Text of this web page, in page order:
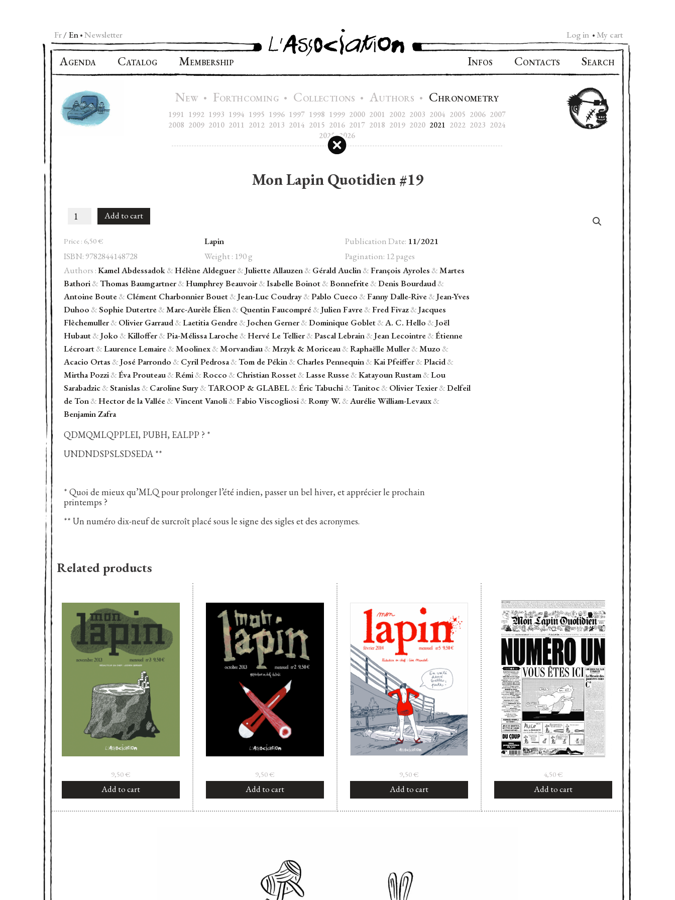
Fr En•Newsletter Log in •My cart
AGENDA CATALOG MEMBERSHIP INFOS CONTACTS SEARCH
NEW • FORTHCOMING • COLLECTIONS • AUTHORS • CHRONOMETRY
1991 1992 1993 1994 1995 1996 1997 1998 1999 2000 2001 2002 2003 2004 2005 2006 2007
2008 2009 2010 2011 2012 2013 2014 2015 2016 2017 2018 2019 2020 2021 2022 2023 2024
2025 2026
Mon Lapin Quotidien #19
Mon
Lapin
#19
quantity
Add to cart
Price : 6,50€ Lapin Publication Date: 11/2021
ISBN: 9782844148728
Weight : 190 g
Pagination: 12 pages
Authors :Kamel Abdessadok&Hélène Aldeguer&Juliette Allauzen& Gérald Auclin&François Ayroles &Martes
Bathori&Thomas Baumgartner&Humphrey Beauvoir&Isabelle Boinot&Bonnefrite&Denis Bourdaud&
Antoine Boute& Clément Charbonnier Bouet&Jean-Luc Coudray&Pablo Cueco &Fanny Dalle-Rive&Jean-Yves
Duhoo &Sophie Dutertre&Marc-Aurèle Élien& Quentin Faucompré&Julien Favre&Fred Fivaz&Jacques
Flèchemuller& Olivier Garraud&Laetitia Gendre&Jochen Gerner&Dominique Goblet&A. C. Hello &Joël
Hubaut&Joko &Killoffer&Pia-Mélissa Laroche&Hervé Le Tellier&Pascal Lebrain&Jean Lecointre&Étienne
Lécroart&Laurence Lemaire&Moolinex&Morvandiau&Mrzyk & Moriceau&Raphaëlle Muller&Muzo &
Acacio Ortas &José Parrondo & Cyril Pedrosa&Tom de Pékin& Charles Pennequin&Kai Pfeiffer&Placid&
Mirtha Pozzi&Éva Prouteau&Rémi&Rocco & Christian Rosset&Lasse Russe&Katayoun Rustam&Lou
Sarabadzic&Stanislas & Caroline Sury&TAROOP & GLABEL&Éric Tabuchi&Tanitoc& Olivier Texier&Delfeil
de Ton&Hector de la Vallée&Vincent Vanoli&Fabio Viscogliosi&Romy W. &Aurélie William-Levaux&
Benjamin Zafra
QDMQMLQPPLEI, PUBH, EALPP ? *
UNDNDSPSLSDSEDA **
* Quoi de mieux qu’MLQ pour prolonger l’été indien, passer un bel hiver, et apprécier le prochain
printemps ?
** Un numéro dix-neuf de surcroît placé sous le signe des sigles et des acronymes.
Related products
9,50€
Add to cart
9,50€
Add to cart
9,50€
Add to cart
4,50€
Add to cart